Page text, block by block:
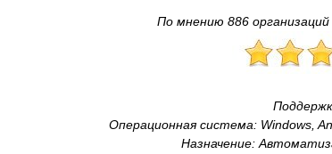
По мнению 886
Операционная система: Windows,
Назначение: